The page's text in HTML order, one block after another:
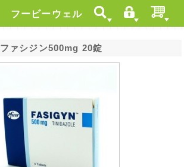
フービーウェル
ファシジン500mg 20錠